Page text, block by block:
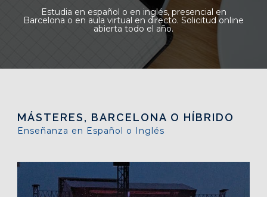
Estudia en español o en inglés, presencial en
Barcelona o en aula virtual en directo. Solicitud online
abierta todo el año.
MÁSTERES, BARCELONA O HÍBRIDO
Enseñanza en Español o Inglés